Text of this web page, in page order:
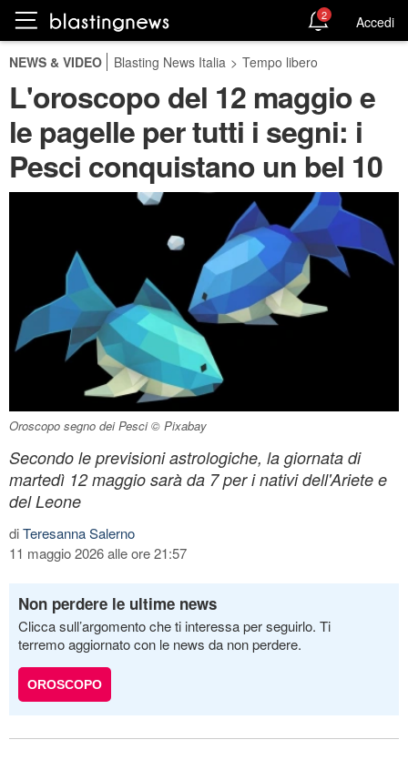
2 Accedi
NEWS & VIDEO Blasting News Italia > Tempo libero
L'oroscopo del 12 maggio e
le pagelle per tutti i segni: i
Pesci conquistano un bel 10
Oroscopo segno dei Pesci © Pixabay
Secondo le previsioni astrologiche, la giornata di
martedì 12 maggio sarà da 7 per i nativi dell'Ariete e
del Leone
diTeresanna Salerno
11 maggio 2026 alle ore 21:57
Non perdere le ultime news
Clicca sull’argomento che ti interessa per seguirlo. Ti
terremo aggiornato con le news da non perdere.
OROSCOPO